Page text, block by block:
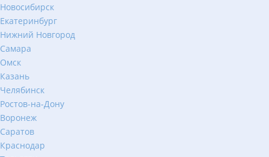
Новосибирск
Екатеринбург
Нижний Новгород
Самара
Омск
Казань
Челябинск
Ростов-на-Дону
Воронеж
Саратов
Краснодар